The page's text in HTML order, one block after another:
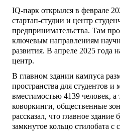
IQ-парк открылся в феврале
стартап-студии и центр
предпринимательства. Там
ключевым направлениям
развития. В апреле 2025 года
центр.
В главном здании кампуса
пространства для студентов
вместимостью 4139 человек, а
коворкинги, общественные
рассказал, что главное здание
замкнутое кольцо стилобата